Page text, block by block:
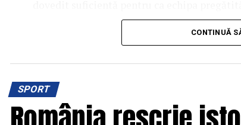
revenirea în eșalonul secund.
Pe parcursul meciului, Poli Timișoara a
multe oportunități de a majora avantajul.
repriza secundă și a avut câteva ocazii
rezistat până la fluierul final.
CONTINUĂ
SPORT